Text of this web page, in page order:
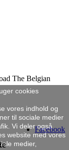
The Belgian
Facebook
cookies
vores indhold og
til sociale medier
Vi deler også
website med vores
medier,